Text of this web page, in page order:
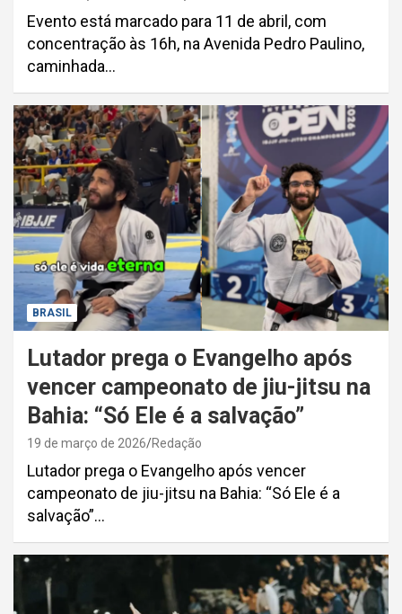
Evento está marcado para 11 de abril, com
concentração às 16h, na Avenida Pedro Paulino,
caminhada…
BRASIL
Lutador prega o Evangelho após
vencer campeonato de jiu-jitsu na
Bahia: “Só Ele é a salvação”
19 de março de 2026 Redação
Lutador prega o Evangelho após vencer
campeonato de jiu-jitsu na Bahia: “Só Ele é a
salvação”…